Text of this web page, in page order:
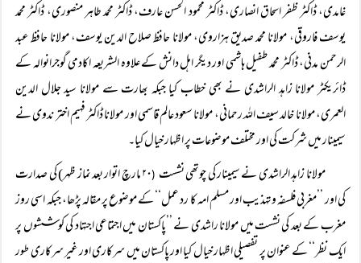
غامدی، ڈاکٹر ظفر اسحاق انصاری، ڈاکٹر محمود الحسن عارف، ڈاکٹر محمد طاہر منصوری، ڈاکٹر محمد
یوسف فاروقی، مولانا محمد صدیق ہزاروی، مولانا حافظ صلاح الدین یوسف، مولانا حافظ عبد
الرحمن مدنی، ڈاکٹر محمد طفیل ہاشمی اور دیگر اہل دانش کے علاوہ الشریعہ اکادمی گوجرانوالہ کے
ڈائریکٹر مولانا زاہد الراشدی نے بھی خطاب کیا جبکہ بھارت سے مولانا سید جلال الدین
العمری، مولانا خالد سیف اللہ رحمانی، مولانا سعود عالم قاسمی اور مولانا ڈاکٹر فہیم اختر ندوی نے
سیمینار میں شرکت کی اور مختلف موضوعات پر اظہار خیال کیا۔
مولانا زاہد الراشدی نے سیمینار کی چوتھی نشست (
۲۰ مارچ اتوار بعد نماز ظہر) کی صدارت
کی اور ’’مغربی فلسفہ وتہذیب اور مسلم امہ کا رد عمل‘‘ کے موضوع پر مقالہ پڑھا، جبکہ اسی روز
مغرب کے بعد کی نشست میں مولانا راشدی نے ’’پاکستان میں اجتماعی اجتہاد کی کوششوں پر
ایک نظر‘‘ کے عنوان پر تفصیلی اظہار خیال کیا اور پاکستان میں سرکاری اور غیر سرکاری طور